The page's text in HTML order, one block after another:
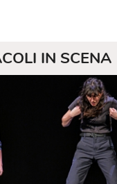
ad
"bravisssimi,
con mano
IN SCENA